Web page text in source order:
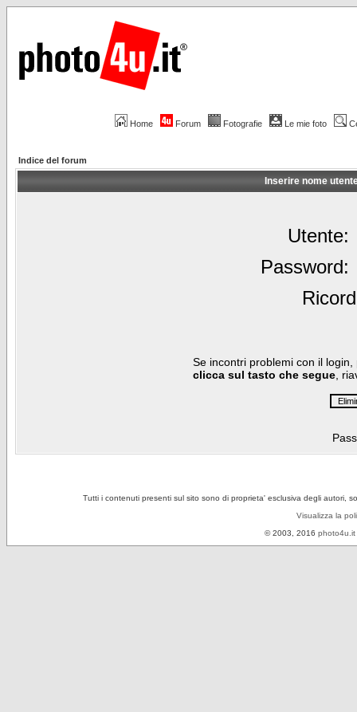
Home Forum Fotografie Le mie foto
Indice del forum
Inserire nome
Utente:
Password:
Se incontri problemi con il
clicca sul tasto che segue ,
Tutti i contenuti presenti sul sito sono di proprieta' esclusiva degli autori,
Visualizza la
© 2003, 2016 photo4u.it